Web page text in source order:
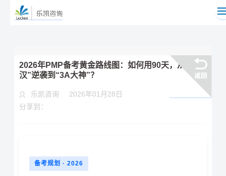
2026年PMP备考黄金路线图：如何用90天，从“门外
汉”逆袭到“3A大神”？
乐凯咨询
2026年01月28日
分享到：
备考规划 · 2026